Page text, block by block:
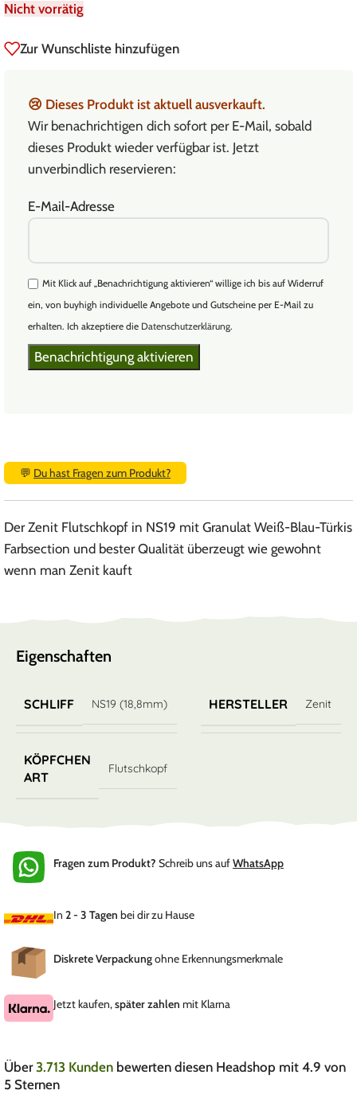
Nicht vorrätig
Zur Wunschliste hinzufügen
😢 Dieses Produkt ist aktuell ausverkauft.
Wir benachrichtigen dich sofort per E-Mail, sobald
dieses Produkt wieder verfügbar ist. Jetzt
unverbindlich reservieren:
E-Mail-Adresse
Mit Klick auf „Benachrichtigung aktivieren“ willige ich bis auf Widerruf
ein, von buyhigh individuelle Angebote und Gutscheine per E-Mail zu
erhalten. Ich akzeptiere die Datenschutzerklärung.
💬 Du hast Fragen zum Produkt?
Der Zenit Flutschkopf in NS19 mit Granulat Weiß-Blau-Türkis
Farbsection und bester Qualität überzeugt wie gewohnt
wenn man Zenit kauft
Eigenschaften
SCHLIFF NS19 (18,8mm) HERSTELLER Zenit
KÖPFCHEN
ART
Flutschkopf
Fragen zum Produkt? Schreib uns aufWhatsApp
In 2 - 3 Tagen bei dir zu Hause
Diskrete Verpackungohne Erkennungsmerkmale
Jetzt kaufen,später zahlen mit Klarna
Über3.713 Kunden bewerten diesen Headshop mit 4.9 von
5 Sternen